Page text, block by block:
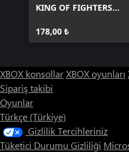
KING OF FIGHTERS
178,00 ₺
XBOX konsollarXBOX oyunları
Sipariş takibi
Oyunlar
Türkçe (Türkiye)
Gizlilik Tercihleriniz
Tüketici Durumu Gizliliği